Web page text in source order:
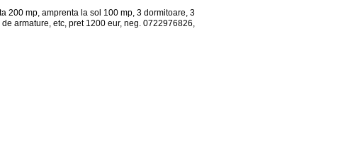
200 mp, amprenta la sol 100 mp, 3 dormitoare, 3
armature, etc, pret 1200 eur, neg. 0722976826,